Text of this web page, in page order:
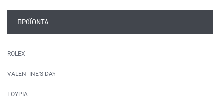
ΠΡΟΪΌΝΤΑ
ROLEX
VALENTINE'S DAY
ΓΟΥΡΙΑ